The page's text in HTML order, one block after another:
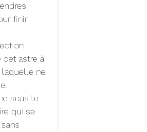
finir
cet astre à
ne
sous le
qui se